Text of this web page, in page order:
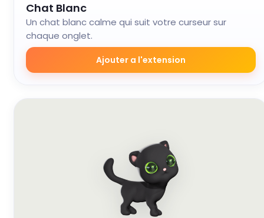
Chat Blanc
Un chat blanc calme qui suit votre curseur sur
chaque onglet.
Ajouter a l'extension